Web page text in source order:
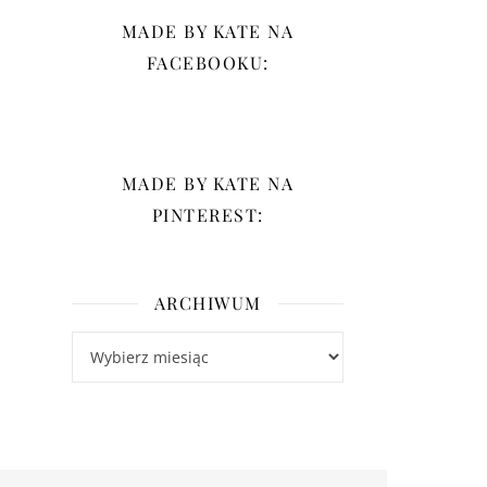
MADE BY KATE NA
FACEBOOKU:
MADE BY KATE NA
PINTEREST:
ARCHIWUM